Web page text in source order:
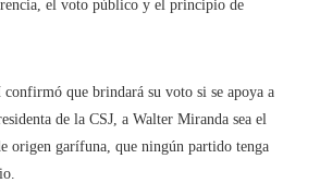
el voto público y el principio de
confirmó que brindará su voto si se apoya a
de la CSJ, a Walter Miranda sea el
origen garífuna, que ningún partido tenga